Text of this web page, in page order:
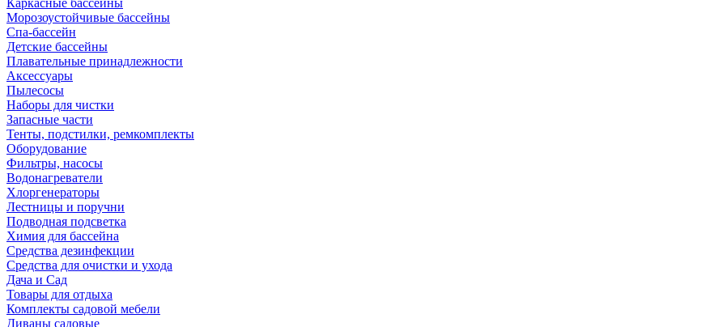
Каркасные бассейны
Морозоустойчивые бассейны
Спа-бассейн
Детские бассейны
Плавательные принадлежности
Аксессуары
Пылесосы
Наборы для чистки
Запасные части
Тенты, подстилки, ремкомплекты
Оборудование
Фильтры, насосы
Водонагреватели
Хлоргенераторы
Лестницы и поручни
Подводная подсветка
Химия для бассейна
Средства дезинфекции
Средства для очистки и ухода
Дача и Сад
Товары для отдыха
Комплекты садовой мебели
Диваны садовые